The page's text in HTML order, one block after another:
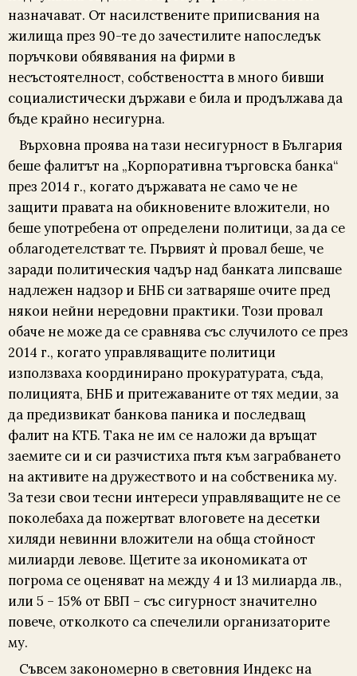
назначават. От насилствените приписвания на
жилища през 90-те до зачестилите напоследък
поръчкови обявявания на фирми в
несъстоятелност, собствеността в много бивши
социалистически държави е била и продължава да
бъде крайно несигурна.
Върховна проява на тази несигурност в България
беше фалитът на „Корпоративна търговска банка“
през 2014 г., когато държавата не само че не
защити правата на обикновените вложители, но
беше употребена от определени политици, за да се
облагодетелстват те. Първият ѝ провал беше, че
заради политическия чадър над банката липсваше
надлежен надзор и БНБ си затваряше очите пред
някои нейни нередовни практики. Този провал
обаче не може да се сравнява със случилото се през
2014 г., когато управляващите политици
използваха координирано прокуратурата, съда,
полицията, БНБ и притежаваните от тях медии, за
да предизвикат банкова паника и последващ
фалит на КТБ. Така не им се наложи да връщат
заемите си и си разчистиха пътя към заграбването
на активите на дружеството и на собственика му.
За тези свои тесни интереси управляващите не се
поколебаха да пожертват влоговете на десетки
хиляди невинни вложители на обща стойност
милиарди левове. Щетите за икономиката от
погрома се оценяват на между 4 и 13 милиарда лв.,
или 5 – 15% от БВП – със сигурност значително
повече, отколкото са спечелили организаторите
му.
Съвсем закономерно в световния Индекс на